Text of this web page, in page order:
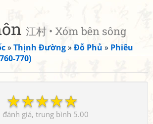
江村 • Xóm bên sông
»Thịnh Đường»Đỗ Phủ » Phiêu
770)
☆
☆
☆
☆
☆
5.00